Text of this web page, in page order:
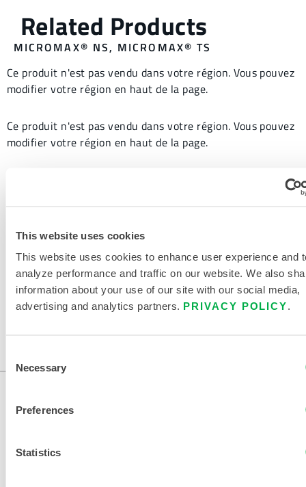
This website uses cookies
This website uses cookies to enhance user experience and
analyze performance and traffic on our website. We also
information about your use of our site with our social media,
advertising and analytics partners. PRIVACY POLICY.
Selection
Necessary
Preferences
Statistics
MICROMAX® NS, MICROMAX® TS
Ce produit n'est pas vendu dans votre région. Vous pouvez
modifier votre région en haut de la page.
Ce produit n'est pas vendu dans votre région. Vous pouvez
modifier votre région en haut de la page.
Ce produit n'est pas vendu dans votre région. Vous pouvez
Ce produit n'est pas vendu dans votre région. Vous pouvez
modifier votre région en haut de la page.
Ce produit n'est pas vendu dans votre région. Vous pouvez
modifier votre région en haut de la page.